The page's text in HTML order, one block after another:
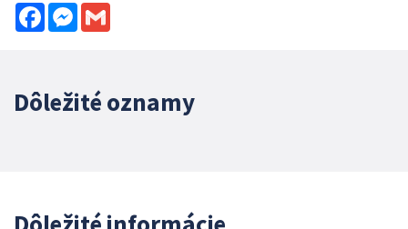
FacebookMessenger
Dôležité oznamy